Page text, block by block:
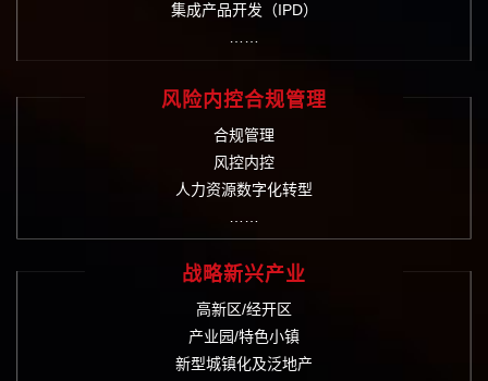
集成产品开发（IPD）
……
风险内控合规管理
合规管理
风控内控
人力资源数字化转型
……
战略新兴产业
高新区/经开区
产业园/特色小镇
新型城镇化及泛地产